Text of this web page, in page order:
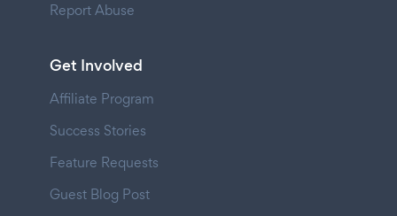
Report Abuse
Get Involved
Affiliate Program
Success Stories
Feature Requests
Guest Blog Post